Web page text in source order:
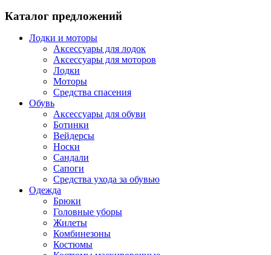
Каталог предложений
Лодки и моторы
Аксессуары для лодок
Аксессуары для моторов
Лодки
Моторы
Средства спасения
Обувь
Аксессуары для обуви
Ботинки
Вейдерсы
Носки
Сандали
Сапоги
Средства ухода за обувью
Одежда
Брюки
Головные уборы
Жилеты
Комбинезоны
Костюмы